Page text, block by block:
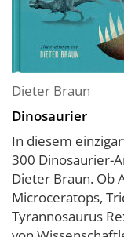
Dieter Braun
Dinosaurier
In diesem
300 Dinosaurier-
Dieter Braun. Ob
Microceratops,
Tyrannosaurus